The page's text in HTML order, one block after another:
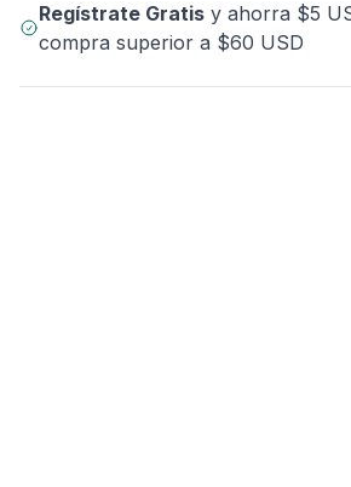
Regístrate Gratisy ahorra $5
compra superior a $60 USD